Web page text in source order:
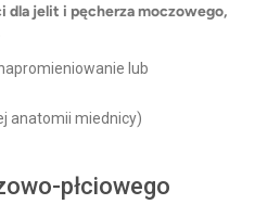
jelit i pęcherza moczowego,
lub
anatomii miednicy)
płciowego